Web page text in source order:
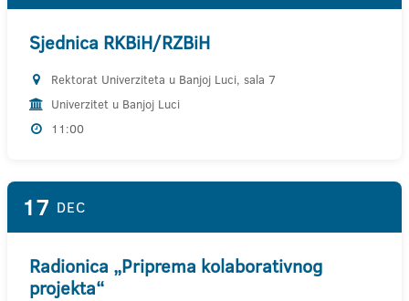
Sjednica RKBiH/RZBiH
Rektorat Univerziteta u Banjoj Luci, sala 7
Univerzitet u Banjoj Luci
11:00
17 DEC
Radionica „Priprema kolaborativnog
projekta“